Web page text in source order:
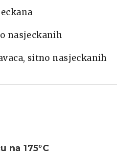
nasjeckanih
sitno nasjeckanih
na 175°C